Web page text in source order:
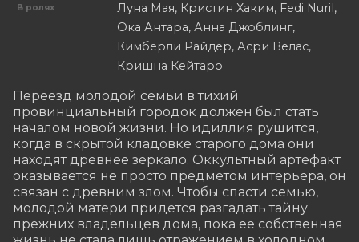
В ролях
Луна Мая, Кристин Хаким, Fedi Nuril,
Ока Антара, Анна Джоблинг,
Кимберли Райдер, Асри Велас,
Кришна Кейтаро
Переезд молодой семьи в тихий
провинциальный городок должен был стать
началом новой жизни. Но идиллия рушится,
когда в скрытой кладовке старого дома они
находят древнее зеркало. Оккультный артефакт
оказывается не просто предметом интерьера, он
связан с древним злом. Чтобы спасти семью,
молодой матери придется разгадать тайну
прежних владельцев дома, пока ее собственная